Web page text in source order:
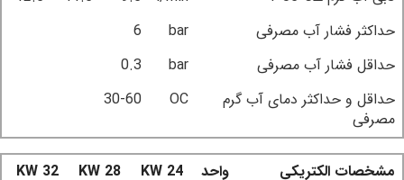
حداکثر فشار آب مصرفی
bar
6
حداقل فشار آب مصرفی
bar
0.3
حداقل و حداکثر دمای آب گرم
مصرفی
OC
30-60
مشخصات الکتریکی واحد 24 KW
28 KW
32 KW